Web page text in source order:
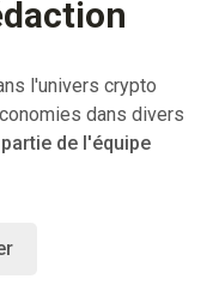
l'univers crypto
dans divers
de l'équipe